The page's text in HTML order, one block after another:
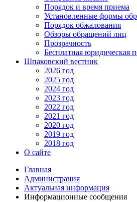
Порядок и время приема
Установленные формы
Порядок обжалования
Обзоры обращений лиц
Прозрачность
Бесплатная юридическая
Шпаковский вестник
2026 год
2025 год
2024 год
2023 год
2022 год
2021 год
2020 год
2019 год
2018 год
О сайте
Главная
Администрация
Актуальная информация
Информационные сообщения